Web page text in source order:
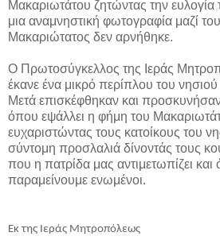
Μακαριωτάτου ζητώντας την ευλογία
μια αναμνηστική φωτογραφία μαζί
Μακαριώτατος δεν αρνήθηκε.
Ο Πρωτοσύγκελλος της Ιεράς
έκανε ένα μικρό περίπλου του
Μετά επισκέφθηκαν και
όπου εψάλλει η φήμη του
ευχαριστώντας τους κατοίκους του
σύντομη προσλαλιά δίνοντάς τους
που η πατρίδα μας αντιμετωπίζει και
παραμείνουμε ενωμένοι.
Εκ της Ιεράς Μητροπόλεως